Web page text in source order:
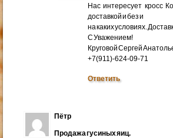
Нас интересует кросс
доставкой и без и
на каких условиях.
С Уважением!
Круговой Сергей
+7(911)-624-09-71
Ответить
Пётр
Продажа гусиных яиц.